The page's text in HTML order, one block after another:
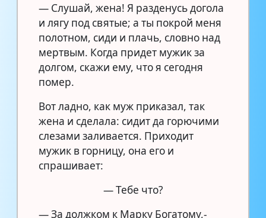
— Слушай, жена! Я разденусь догола
и лягу под святые; а ты покрой меня
полотном, сиди и плачь, словно над
мертвым. Когда придет мужик за
долгом, скажи ему, что я сегодня
помер.
Вот ладно, как муж приказал, так
жена и сделала: сидит да горючими
слезами заливается. Приходит
мужик в горницу, она его и
спрашивает:
— Тебе что?
— За должком к Марку Богатому,-